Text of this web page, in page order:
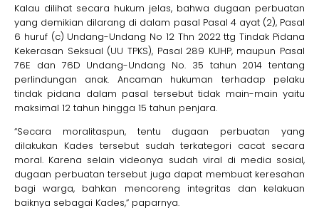
Kalau dilihat secara hukum jelas, bahwa dugaan perbuatan
yang demikian dilarang di dalam pasal Pasal 4 ayat (2), Pasal
6 huruf (c) Undang-Undang No 12 Thn 2022 ttg Tindak Pidana
Kekerasan Seksual (UU TPKS), Pasal 289 KUHP, maupun Pasal
76E dan 76D Undang-Undang No. 35 tahun 2014 tentang
perlindungan anak. Ancaman hukuman terhadap pelaku
tindak pidana dalam pasal tersebut tidak main-main yaitu
maksimal 12 tahun hingga 15 tahun penjara.
“Secara moralitaspun, tentu dugaan perbuatan yang
dilakukan Kades tersebut sudah terkategori cacat secara
moral. Karena selain videonya sudah viral di media sosial,
dugaan perbuatan tersebut juga dapat membuat keresahan
bagi warga, bahkan mencoreng integritas dan kelakuan
baiknya sebagai Kades,” paparnya.